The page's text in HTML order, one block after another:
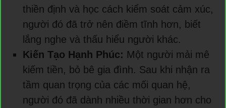
thiền định và học cách kiểm soát cảm xúc,
người đó đã trở nên điềm tĩnh hơn, biết
lắng nghe và thấu hiểu người khác.
Kiến Tạo Hạnh Phúc: Một người mải mê
kiếm tiền, bỏ bê gia đình. Sau khi nhận ra
tầm quan trọng của các mối quan hệ,
người đó đã dành nhiều thời gian hơn cho